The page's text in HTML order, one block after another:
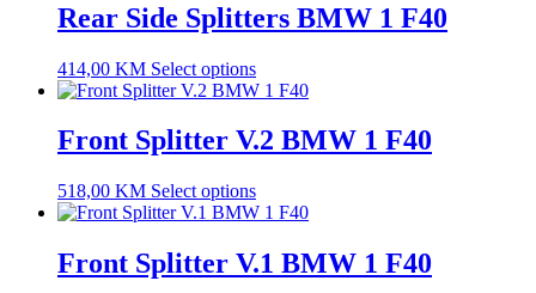
Rear Side Splitters BMW 1 F40
414,00 KM Select options
Front Splitter V.2 BMW 1 F40
518,00 KM Select options
Front Splitter V.1 BMW 1 F40